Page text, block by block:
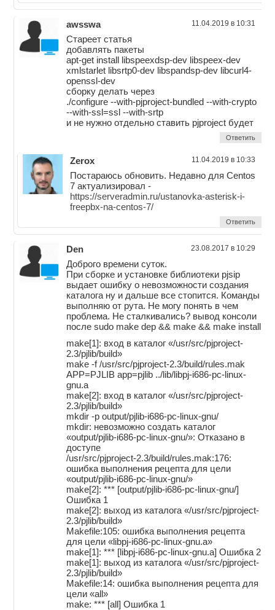
awsswa 11.04.2019 в 10:31
Стареет статья
добавлять пакеты
apt-get install libspeexdsp-dev libspeex-dev
xmlstarlet libsrtp0-dev libspandsp-dev libcurl4-
openssl-dev
сборку делать через
./configure --with-pjproject-bundled --with-crypto
--with-ssl=ssl --with-srtp
и не нужно отдельно ставить pjproject будет
Ответить
Zerox 11.04.2019 в 10:33
Постараюсь обновить. Недавно для Centos
7 актуализировал -
https://serveradmin.ru/ustanovka-asterisk-i-
freepbx-na-centos-7/
Ответить
Den 23.08.2017 в 10:29
Доброго времени суток.
При сборке и установке библиотеки pjsip
выдает ошибку о невозможности создания
каталога ну и дальше все стопится. Команды
выполняю от рута. Не могу понять в чем
проблема. Не сталкивались? вывод консоли
после sudo make dep && make && make install
make[1]: вход в каталог «/usr/src/pjproject-
2.3/pjlib/build»
make -f /usr/src/pjproject-2.3/build/rules.mak
APP=PJLIB app=pjlib ../lib/libpj-i686-pc-linux-
gnu.a
make[2]: вход в каталог «/usr/src/pjproject-
2.3/pjlib/build»
mkdir -p output/pjlib-i686-pc-linux-gnu/
mkdir: невозможно создать каталог
«output/pjlib-i686-pc-linux-gnu/»: Отказано в
доступе
/usr/src/pjproject-2.3/build/rules.mak:176:
ошибка выполнения рецепта для цели
«output/pjlib-i686-pc-linux-gnu/»
make[2]: *** [output/pjlib-i686-pc-linux-gnu/]
Ошибка 1
make[2]: выход из каталога «/usr/src/pjproject-
2.3/pjlib/build»
Makefile:105: ошибка выполнения рецепта
для цели «libpj-i686-pc-linux-gnu.a»
make[1]: *** [libpj-i686-pc-linux-gnu.a] Ошибка 2
make[1]: выход из каталога «/usr/src/pjproject-
2.3/pjlib/build»
Makefile:14: ошибка выполнения рецепта для
цели «all»
make: *** [all] Ошибка 1